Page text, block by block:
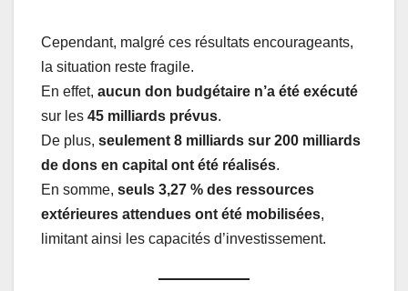
Cependant, malgré ces résultats encourageants,
la situation reste fragile.
En effet, aucun don budgétaire n’a été exécuté
sur les 45 milliards prévus.
De plus, seulement 8 milliards sur 200 milliards
de dons en capital ont été réalisés.
En somme, seuls 3,27 % des ressources
extérieures attendues ont été mobilisées,
limitant ainsi les capacités d’investissement.